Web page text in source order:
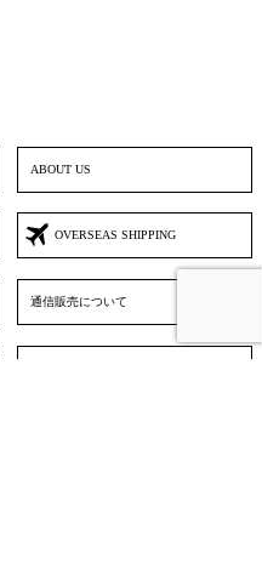
ABOUT US
OVERSEAS SHIPPING
通信販売について